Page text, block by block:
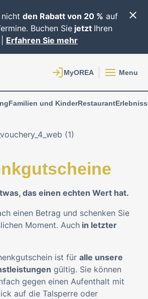
nicht den Rabatt von 20 % auf
Buchen Sie jetzt Ihren
Erfahren Sie mehr
Menu
Familien und KinderRestaurant
das einen echten Wert hat.
einen Betrag und schenken Sie
Moment. Auch in letzter
ist für alle unsere
gültig. Sie können
gegen einen Aufenthalt mit
auf die Talsperre oder